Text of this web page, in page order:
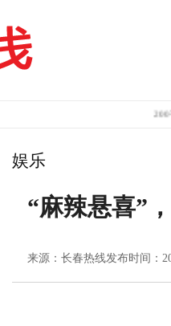
200平新中
娱乐
“麻辣悬喜”
来源：长春热线发布时间：